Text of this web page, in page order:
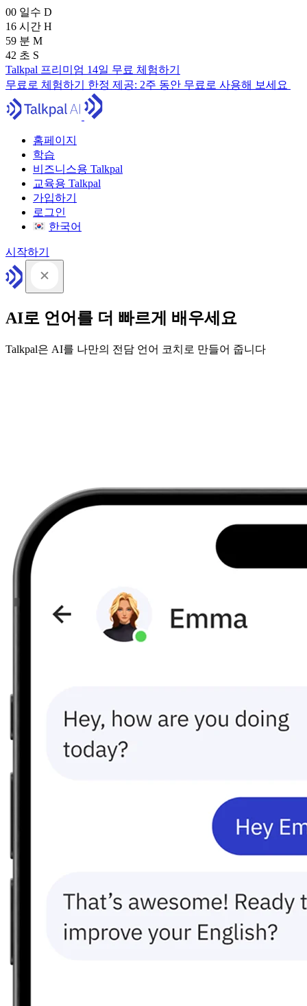
00 일수 D
16 시간 H
59 분 M
41 초 S
Talkpal 프리미엄 14일 무료 체험하기
무료로 체험하기 한정 제공: 2주 동안 무료로 사용해 보세요
홈페이지
학습
비즈니스용 Talkpal
교육용 Talkpal
가입하기
로그인
한국어
시작하기
AI로 언어를 더 빠르게 배우세요
Talkpal은 AI를 나만의 전담 언어 코치로 만들어 줍니다